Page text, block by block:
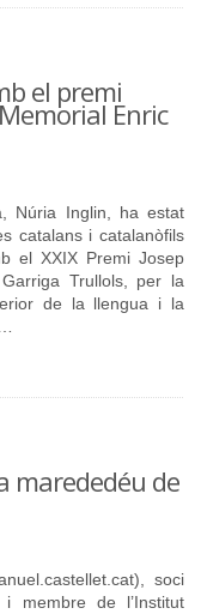
el premi
Enric
Núria Inglin, ha estat
catalans i catalanòfils
el XXIX Premi Josep
Trullols, per la
de la llengua i la
marededéu de
soci
membre de l’Institut